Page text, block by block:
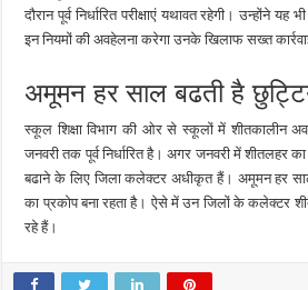
दौरान पूर्व निर्धारित परीक्षाएं यथावत रहेगी। उन्होंने
इन नियमों की अवहेलना करेगा उनके खिलाफ सख्त
अमूमन हर साल बढती है
स्कूल शिक्षा विभाग की ओर से स्कूलों में शीतकालीन
जनवरी तक पूर्व निर्धारित है। अगर जनवरी में शीतलहर
बढाने के लिए जिला कलेक्टर अधीकृत हैं। अमूमन हर
का प्रकोप बना रहता है। ऐसे में उन जिलों के कलेक्टर
रहे हैं।